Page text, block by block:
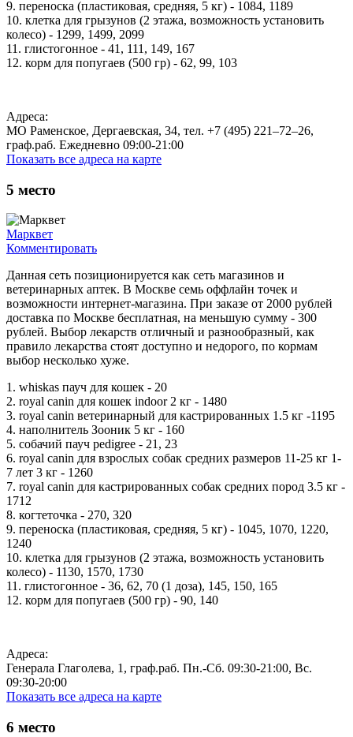
9. переноска (пластиковая, средняя, 5 кг) - 1084, 1189
10. клетка для грызунов (2 этажа, возможность установить
колесо) - 1299, 1499, 2099
11. глистогонное - 41, 111, 149, 167
12. корм для попугаев (500 гр) - 62, 99, 103
Адреса:
МО Раменское, Дергаевская, 34, тел. +7 (495) 221‒72‒26,
граф.раб. Ежедневно 09:00-21:00
Показать все адреса на карте
5 место
Марквет
Комментировать
Данная сеть позиционируется как сеть магазинов и
ветеринарных аптек. В Москве семь оффлайн точек и
возможности интернет-магазина. При заказе от 2000 рублей
доставка по Москве бесплатная, на меньшую сумму - 300
рублей. Выбор лекарств отличный и разнообразный, как
правило лекарства стоят доступно и недорого, по кормам
выбор несколько хуже.
1. whiskas пауч для кошек - 20
2. royal canin для кошек indoor 2 кг - 1480
3. royal canin ветеринарный для кастрированных 1.5 кг -1195
4. наполнитель Зооник 5 кг - 160
5. собачий пауч pedigree - 21, 23
6. royal canin для взрослых собак средних размеров 11-25 кг 1-
7 лет 3 кг - 1260
7. royal canin для кастрированных собак средних пород 3.5 кг -
1712
8. когтеточка - 270, 320
9. переноска (пластиковая, средняя, 5 кг) - 1045, 1070, 1220,
1240
10. клетка для грызунов (2 этажа, возможность установить
колесо) - 1130, 1570, 1730
11. глистогонное - 36, 62, 70 (1 доза), 145, 150, 165
12. корм для попугаев (500 гр) - 90, 140
Адреса:
Генерала Глаголева, 1, граф.раб. Пн.-Сб. 09:30-21:00, Вс.
09:30-20:00
Показать все адреса на карте
6 место